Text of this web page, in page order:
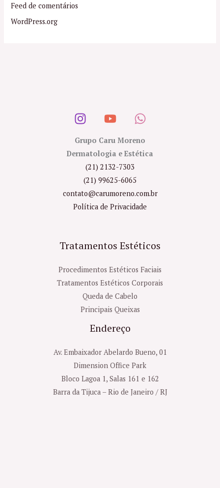
Feed de comentários
WordPress.org
Grupo Caru Moreno
Dermatologia e Estética
(21) 2132-7303
(21) 99625-6065
contato@carumoreno.com.br
Política de Privacidade
Tratamentos Estéticos
Procedimentos Estéticos Faciais
Tratamentos Estéticos Corporais
Queda de Cabelo
Principais Queixas
Endereço
Av. Embaixador Abelardo Bueno, 01
Dimension Office Park
Bloco Lagoa 1, Salas 161 e 162
Barra da Tijuca – Rio de Janeiro / RJ